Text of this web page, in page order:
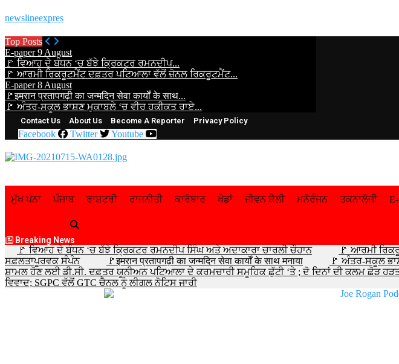
newslineexpres
Top Posts
E-paper 9 August
🚩 ਵਿਆਹ ਦੇ ਬੰਧਨ ‘ਚ ਬੱਝੇ ਕ੍ਰਿਕਟਰ ਰਮਨਦੀਪ...
🚩 ਆਰਮੀ ਰਿਕਰੂਟਮੈਂਟ ਦਫ਼ਤਰ ਪਟਿਆਲਾ ਵੱਲੋਂ ਜ਼ੋਨਲ ਰਿਕਰੂਟਮੈਂਟ...
E-paper 8 August
🚩इमरान प्रतापगढ़ी का जन्मदिन सेवा कार्यों के साथ...
🚩 ਅੰਤਰ-ਸਕੂਲ ਭਾਸ਼ਣ ਮੁਕਾਬਲੇ ‘ਚ ਵੀਰ ਹਕੀਕਤ ਰਾਏ...
Contact Us About Us Become A Reporter Privacy Policy
Facebook Twitter Youtube
ਮੁੱਖ ਪੰਨਾ ਪੰਜਾਬ ਰਾਸ਼ਟਰੀ ਰਾਜਨੀਤੀ ਕਾਰੋਬਾਰ ਖੇਡਾਂ ਜੀਵਨ ਸ਼ੈਲੀ ਮਨੋਰੰਜਨ ਤਕਨਾਲੋਜੀ
Breaking News
🚩 ਵਿਆਹ ਦੇ ਬੰਧਨ ‘ਚ ਬੱਝੇ ਕ੍ਰਿਕਟਰ ਰਮਨਦੀਪ ਸਿੰਘ ਅਤੇ ਅਦਾਕਾਰਾ ਚਾਰਲੀ ਚੌਹਾਨ
🚩 ਆਰਮੀ
ਸਫ਼ਲਤਾਪੂਰਵਕ ਸੰਪੰਨ
🚩इमरान प्रतापगढ़ी का जन्मदिन सेवा कार्यों के साथ मनाया 🚩 ਅੰਤਰ-ਸਕੂਲ
ਸ਼ਾਮਲ ਹੋਣ ਲਈ ਡੀ.ਸੀ. ਦਫ਼ਤਰ ਯੂਨੀਅਨ ਪਟਿਆਲਾ ਦੇ ਕਰਮਚਾਰੀ ਸਮੂਹਿਕ ਛੁੱਟੀ ‘ਤੇ ; ਦੋ ਦਿਨਾਂ ਦੀ ਕਲਮ ਛੋੜ
ਵਿਵਾਦ; SGPC ਵੱਲੋਂ GTC ਚੈਨਲ ਨੂੰ ਲੀਗਲ ਨੋਟਿਸ ਜਾਰੀ